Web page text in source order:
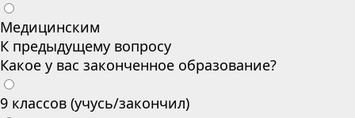
Медицинским
К предыдущему вопросу
Какое у вас законченное образование?
9 классов (учусь/закончил)